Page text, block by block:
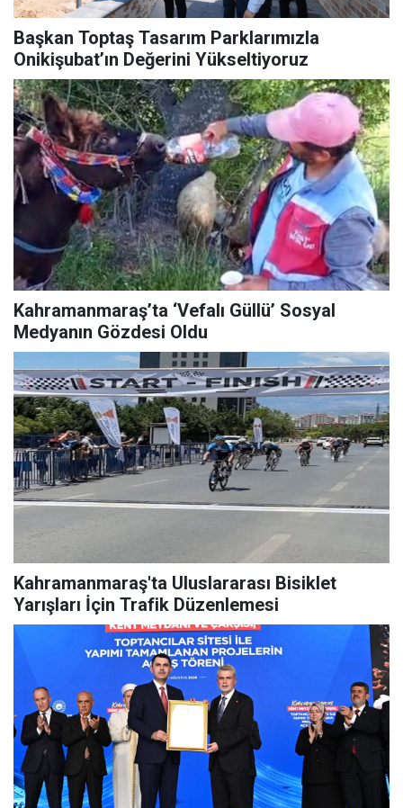
Başkan Toptaş Tasarım Parklarımızla
Onikişubat’ın Değerini Yükseltiyoruz
Kahramanmaraş’ta ‘Vefalı Güllü’ Sosyal
Medyanın Gözdesi Oldu
Kahramanmaraş'ta Uluslararası Bisiklet
Yarışları İçin Trafik Düzenlemesi